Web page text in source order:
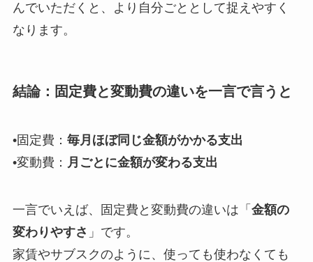
んでいただくと、より自分ごととして捉えやすく
なります。
結論：固定費と変動費の違いを一言で言うと
•固定費： 毎月ほぼ同じ金額がかかる支出
•変動費： 月ごとに金額が変わる支出
一言でいえば、固定費と変動費の違いは「 金額の
変わりやすさ 」です。
家賃やサブスクのように、使っても使わなくても